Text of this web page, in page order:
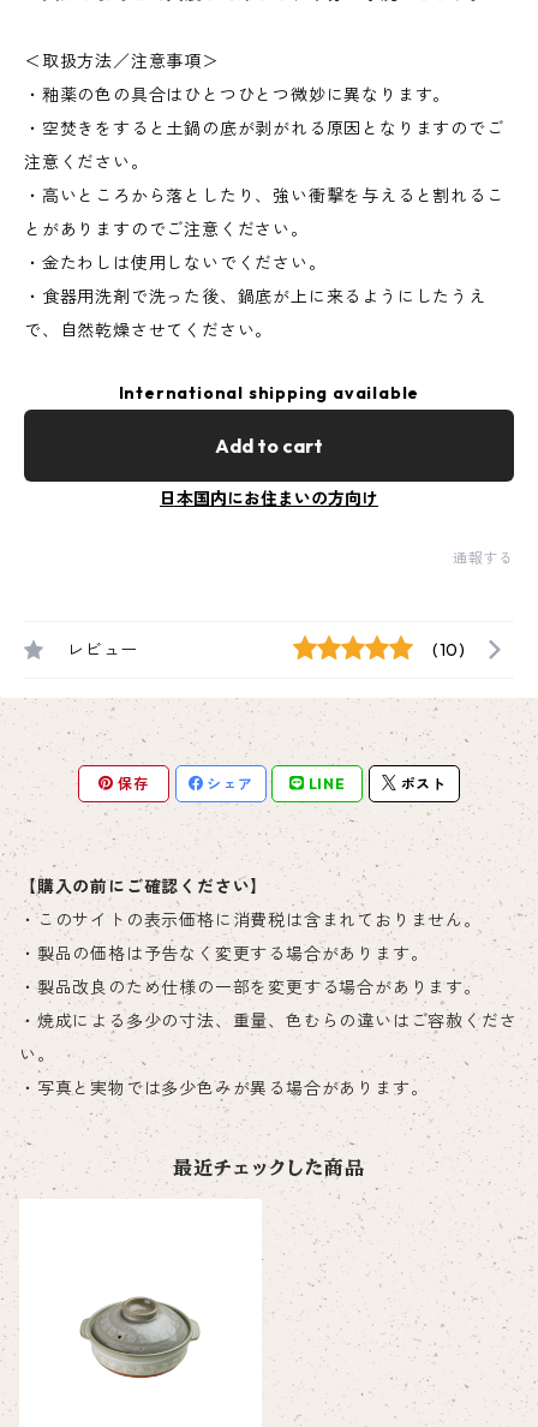
＜取扱方法／注意事項＞
・釉薬の色の具合はひとつひとつ微妙に異なります。
・空焚きをすると土鍋の底が剥がれる原因となりますのでご
注意ください。
・高いところから落としたり、強い衝撃を与えると割れるこ
とがありますのでご注意ください。
・金たわしは使用しないでください。
・食器用洗剤で洗った後、鍋底が上に来るようにしたうえ
で、自然乾燥させてください。
International shipping available
Add to cart
日本国内にお住まいの方向け
通報する
レビュー (10)
保存 シェア LINE ポスト
【購入の前にご確認ください】
・このサイトの表示価格に消費税は含まれておりません。
・製品の価格は予告なく変更する場合があります。
・製品改良のため仕様の一部を変更する場合があります。
・焼成による多少の寸法、重量、色むらの違いはご容赦くださ
い。
・写真と実物では多少色みが異る場合があります。
最近チェックした商品